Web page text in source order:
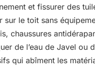
et fissurer des
sur le toit sans
chaussures
de l’eau de Javel ou
qui abîment les